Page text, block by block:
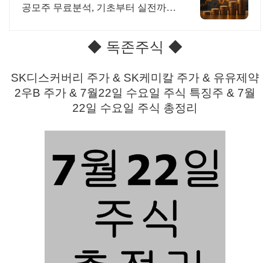
공모주 무료분석, 기초부터 실전까지
◆ 독존주식 ◆
SK디스커버리 주가 & SK케미칼 주가 & 유유제약
2우B 주가 & 7월22일 수요일 주식 특징주 & 7월
22일 수요일 주식 총정리